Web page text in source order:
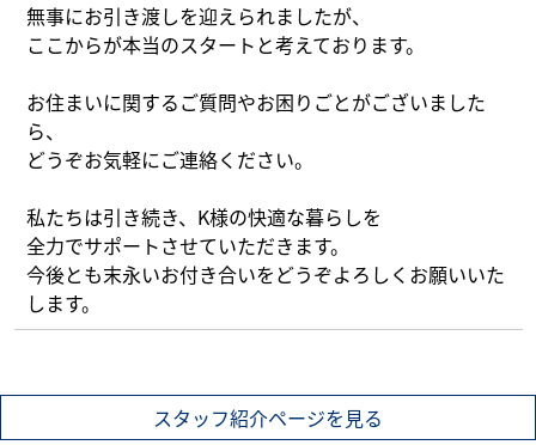
無事にお引き渡しを迎えられましたが、
ここからが本当のスタートと考えております。
お住まいに関するご質問やお困りごとがございました
ら、
どうぞお気軽にご連絡ください。
私たちは引き続き、K様の快適な暮らしを
全力でサポートさせていただきます。
今後とも末永いお付き合いをどうぞよろしくお願いいた
します。
スタッフ紹介ページを見る